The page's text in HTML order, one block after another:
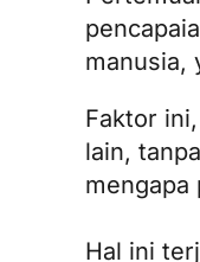
manusia,
Faktor
lain,
mengapa
Hal ini